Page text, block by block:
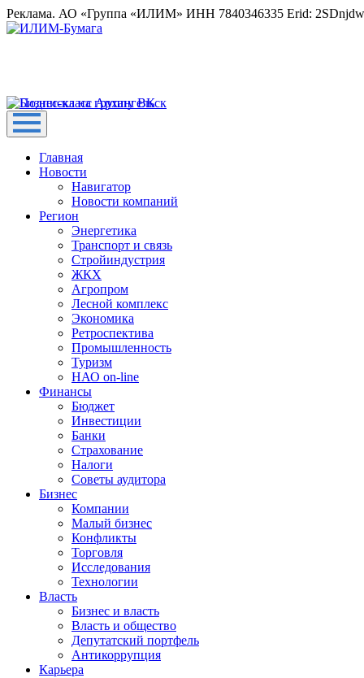
Реклама. АО «Группа «ИЛИМ» ИНН 7840346335 Erid:
Главная
Новости
Навигатор
Новости компаний
Регион
Энергетика
Транспорт и связь
Стройиндустрия
ЖКХ
Агропром
Лесной комплекс
Экономика
Ретроспектива
Промышленность
Туризм
НАО on-line
Финансы
Бюджет
Инвестиции
Банки
Страхование
Налоги
Советы аудитора
Бизнес
Компании
Малый бизнес
Конфликты
Торговля
Исследования
Технологии
Власть
Бизнес и власть
Власть и общество
Депутатский портфель
Антикоррупция
Карьера